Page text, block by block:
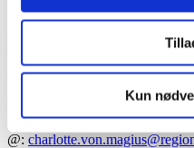
Kun
Innovation Lab Rigshospitalet
Charlotte von Magius
@: